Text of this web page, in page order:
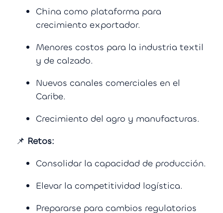
China como plataforma para
crecimiento exportador.
Menores costos para la industria textil
y de calzado.
Nuevos canales comerciales en el
Caribe.
Crecimiento del agro y manufacturas.
📌 Retos:
Consolidar la capacidad de producción.
Elevar la competitividad logística.
Prepararse para cambios regulatorios